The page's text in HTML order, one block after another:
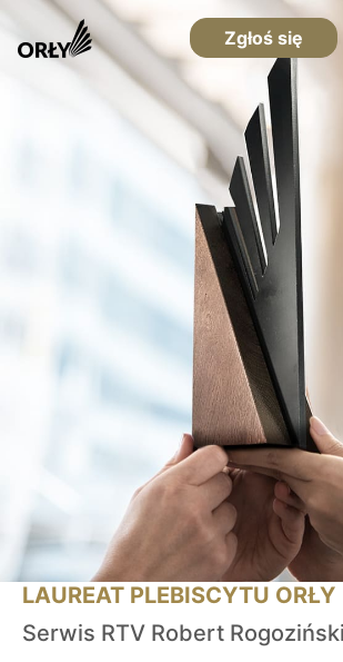
Zgłoś się
LAUREAT PLEBISCYTU ORŁY
Serwis RTV Robert Rogoziński